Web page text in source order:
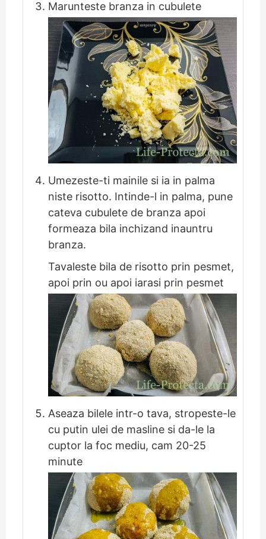
Marunteste branza in cubulete
Umezeste-ti mainile si ia in palma
niste risotto. Intinde-l in palma, pune
cateva cubulete de branza apoi
formeaza bila inchizand inauntru
branza.
Tavaleste bila de risotto prin pesmet,
apoi prin ou apoi iarasi prin pesmet
Aseaza bilele intr-o tava, stropeste-le
cu putin ulei de masline si da-le la
cuptor la foc mediu, cam 20-25
minute